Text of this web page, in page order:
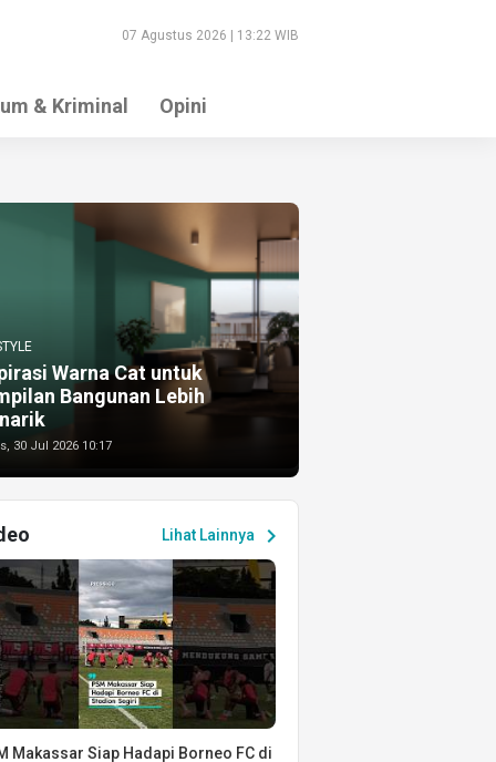
07 Agustus 2026 | 13:22 WIB
& Kriminal Opini
Warna Cat untuk
Bangunan Lebih
30 Jul 2026 10:17
Lihat Lainnya chevron_right
Makassar Siap Hadapi Borneo FC di